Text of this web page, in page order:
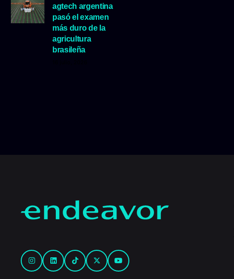
agtech argentina
pasó el examen
más duro de la
agricultura
brasileña